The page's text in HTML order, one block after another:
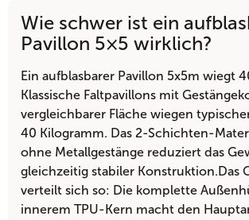
NOCH
MOBIL
EINSETZBAR?
Wie schwer ist ein
Pavillon 5×5 wirklich?
Ein aufblasbarer Pavillon 5x5m wiegt
Klassische Faltpavillons mit
vergleichbarer Fläche wiegen
40 Kilogramm. Das 2-Schichten-
ohne Metallgestänge reduziert das
gleichzeitig stabiler Konstruktion.Das
verteilt sich so: Die komplette
innerem TPU-Kern macht den